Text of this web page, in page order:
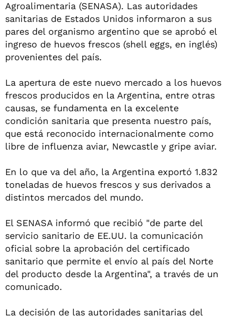
Agroalimentaria (SENASA). Las autoridades
sanitarias de Estados Unidos informaron a sus
pares del organismo argentino que se aprobó el
ingreso de huevos frescos (shell eggs, en inglés)
provenientes del país.
La apertura de este nuevo mercado a los huevos
frescos producidos en la Argentina, entre otras
causas, se fundamenta en la excelente
condición sanitaria que presenta nuestro país,
que está reconocido internacionalmente como
libre de influenza aviar, Newcastle y gripe aviar.
En lo que va del año, la Argentina exportó 1.832
toneladas de huevos frescos y sus derivados a
distintos mercados del mundo.
El SENASA informó que recibió "de parte del
servicio sanitario de EE.UU. la comunicación
oficial sobre la aprobación del certificado
sanitario que permite el envío al país del Norte
del producto desde la Argentina", a través de un
comunicado.
La decisión de las autoridades sanitarias del